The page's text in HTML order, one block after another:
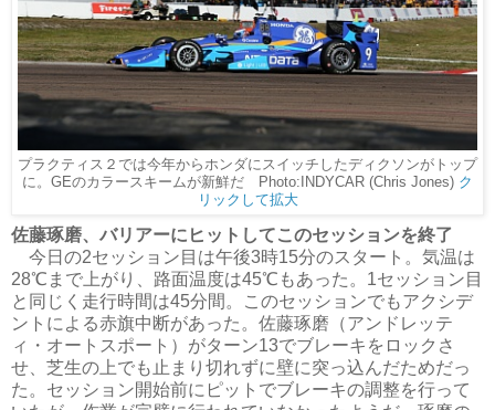
プラクティス２では今年からホンダにスイッチしたディクソンがトップ
に。GEのカラースキームが新鮮だ Photo:INDYCAR (Chris Jones) ク
リックして拡大
佐藤琢磨、バリアーにヒットしてこのセッションを終了
今日の2セッション目は午後3時15分のスタート。気温は
28℃まで上がり、路面温度は45℃もあった。1セッション目
と同じく走行時間は45分間。このセッションでもアクシデ
ントによる赤旗中断があった。佐藤琢磨（アンドレッテ
ィ・オートスポート）がターン13でブレーキをロックさ
せ、芝生の上でも止まり切れずに壁に突っ込んだためだっ
た。セッション開始前にピットでブレーキの調整を行って